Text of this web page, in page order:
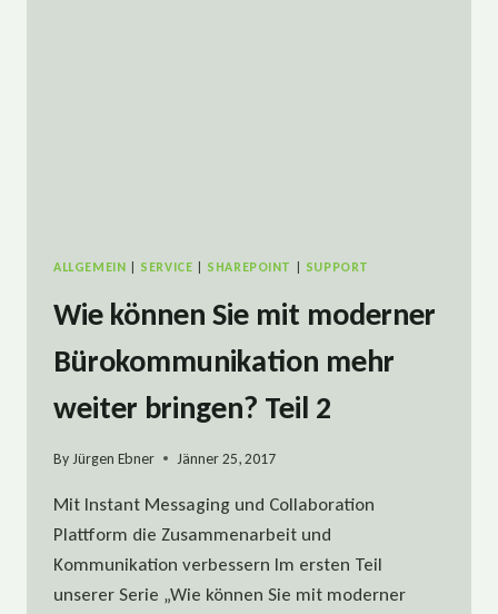
ALLGEMEIN SERVICE SHAREPOINT SUPPORT
Wie können Sie mit moderner
Bürokommunikation mehr
weiter bringen? Teil 2
ByJürgen Ebner Jänner 25, 2017
Mit Instant Messaging und Collaboration
Plattform die Zusammenarbeit und
Kommunikation verbessern Im ersten Teil
unserer Serie „Wie können Sie mit moderner